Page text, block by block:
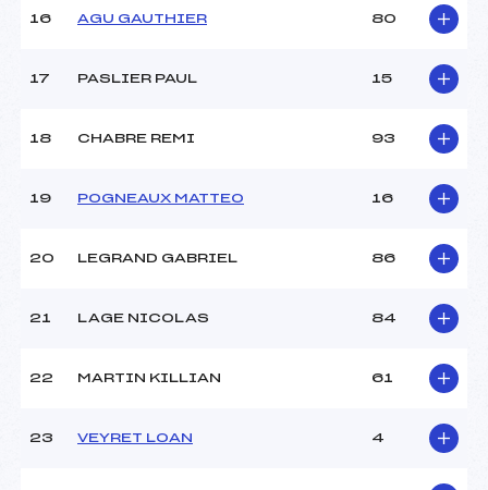
Ben
16 AGU GAUTHIER 80
17 PASLIER PAUL 15
18 CHABRE REMI 93
19 POGNEAUX MATTEO 16
20 LEGRAND GABRIEL 86
21 LAGE NICOLAS 84
22 MARTIN KILLIAN 61
23 VEYRET LOAN 4